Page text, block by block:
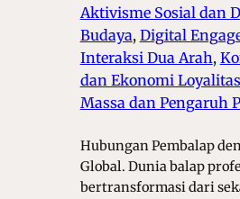
Aktivisme Sosial dan
Budaya, Digital
Interaksi Dua Arah,
dan Ekonomi Loyalitas
Massa dan Pengaruh
Hubungan Pembalap
Global. Dunia balap
bertransformasi dari